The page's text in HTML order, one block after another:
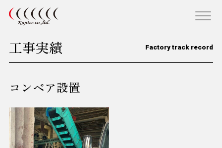
工事実績 Factory track record
コンベア設置